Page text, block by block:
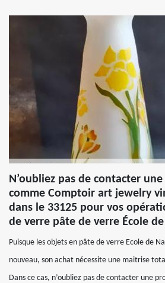
N’oubliez pas de contacter
comme Comptoir art jewelry
dans le 33125 pour vos
de verre pâte de verre École de
Puisque les objets en pâte de verre Ecole de
nouveau, son achat nécessite une maitrise
Dans ce cas, n’oubliez pas de contacter une